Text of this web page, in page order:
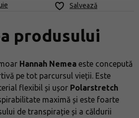
Salvează
produsului
Hannah Nemea este concepută
pe tot parcursul vieții. Este
flexibil și ușor Polarstretch
maximă și este foarte
de transpirație și a căldurii